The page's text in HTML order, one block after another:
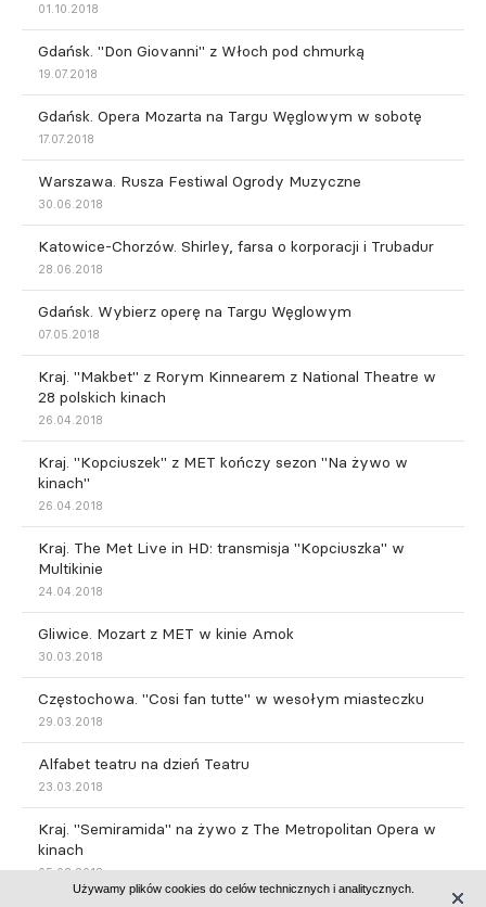
01.10.2018
Gdańsk. "Don Giovanni" z Włoch pod chmurką
19.07.2018
Gdańsk. Opera Mozarta na Targu Węglowym w sobotę
17.07.2018
Warszawa. Rusza Festiwal Ogrody Muzyczne
30.06.2018
Katowice-Chorzów. Shirley, farsa o korporacji i Trubadur
28.06.2018
Gdańsk. Wybierz operę na Targu Węglowym
07.05.2018
Kraj. "Makbet" z Rorym Kinnearem z National Theatre w
28 polskich kinach
26.04.2018
Kraj. "Kopciuszek" z MET kończy sezon "Na żywo w
kinach"
26.04.2018
Kraj. The Met Live in HD: transmisja "Kopciuszka" w
Multikinie
24.04.2018
Gliwice. Mozart z MET w kinie Amok
30.03.2018
Częstochowa. "Cosi fan tutte" w wesołym miasteczku
29.03.2018
Alfabet teatru na dzień Teatru
23.03.2018
Kraj. "Semiramida" na żywo z The Metropolitan Opera w
kinach
05.03.2018
Używamy plików cookies do celów technicznych i analitycznych.